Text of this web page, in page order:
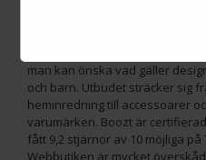
man kan önska vad gäller
och barn. Utbudet sträcker sig
heminredning till accessoarer
varumärken. Boozt är
fått 9,2 stjärnor av 10 möjliga
Webbutiken är mycket